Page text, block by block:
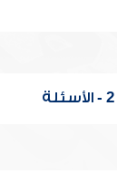
2 - الأسئلة